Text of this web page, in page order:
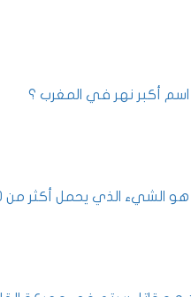
اسم أكبر نهر في المغرب ؟
الشيء الذي يحمل أكثر من 1000 طن ولا يستطيع أن يحمل مسمار ؟